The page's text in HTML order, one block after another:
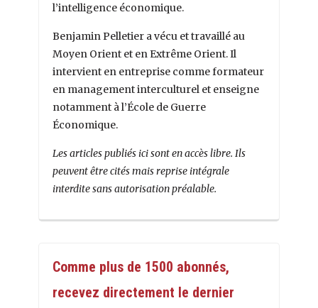
l’intelligence économique.
Benjamin Pelletier a vécu et travaillé au
Moyen Orient et en Extrême Orient. Il
intervient en entreprise comme formateur
en management interculturel et enseigne
notamment à l’École de Guerre
Économique.
Les articles publiés ici sont en accès libre. Ils
peuvent être cités mais reprise intégrale
interdite sans autorisation préalable.
Comme plus de 1500 abonnés,
recevez directement le dernier